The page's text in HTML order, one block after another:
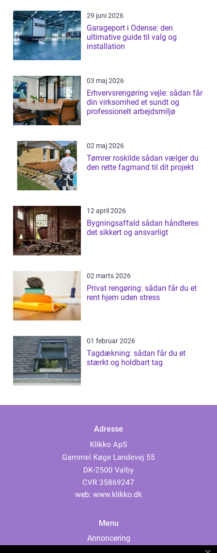
29 juni 2026
Garageport i Odense: den
ultimative guide til valg og
installation
03 maj 2026
Erhvervsrengøring vejle: sådan får
din virksomhed et sundt og
professionelt arbejdsmiljø
02 maj 2026
Tømrer roskilde sådan vælger du
den rette fagmand til dit projekt
12 april 2026
Bygningsaffald sådan håndteres
det sikkert og ansvarligt
02 marts 2026
Privat rengøring: sådan får du et
rent hjem uden stress
01 februar 2026
Tagdækning: sådan får du et
stærkt og holdbart tag
Adresse
web: www.klikko.dk
Menu
Annoncering